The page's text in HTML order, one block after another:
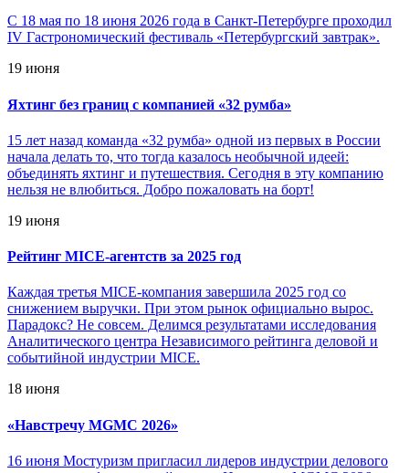
С 18 мая по 18 июня 2026 года в Санкт-Петербурге проходил
IV Гастрономический фестиваль «Петербургский завтрак».
19 июня
Яхтинг без границ с компанией «32 румба»
15 лет назад команда «32 румба» одной из первых в России
начала делать то, что тогда казалось необычной идеей:
объединять яхтинг и путешествия. Сегодня в эту компанию
нельзя не влюбиться. Добро пожаловать на борт!
19 июня
Рейтинг MICE-агентств за 2025 год
Каждая третья MICE-компания завершила 2025 год со
снижением выручки. При этом рынок официально вырос.
Парадокс? Не совсем. Делимся результатами исследования
Аналитического центра Независимого рейтинга деловой и
событийной индустрии MICE.
18 июня
«Навстречу MGMC 2026»
16 июня Мостуризм пригласил лидеров индустрии делового